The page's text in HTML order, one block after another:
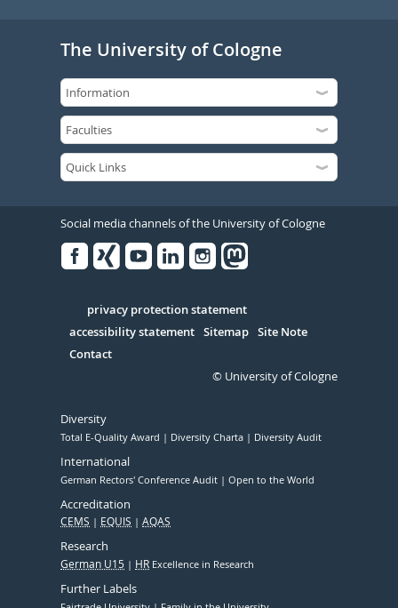
The University of Cologne
Social media channels of the University of Cologne
Serivce
privacy protection statement
accessibility statement Sitemap Site Note
Contact
© University of Cologne
Diversity
Total E-Quality Award Diversity Charta Diversity Audit
International
German Rectors' Conference Audit Open to the World
Accreditation
CEMS EQUIS AQAS
Research
German U15 HR Excellence in Research
Further Labels